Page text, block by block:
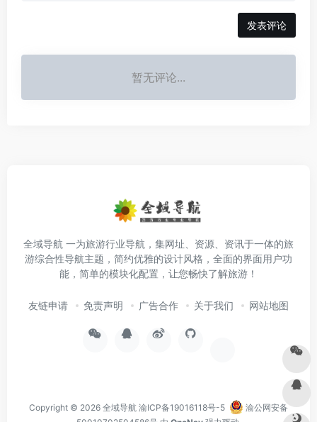
发表评论
暂无评论...
全域导航 一为旅游行业导航，集网址、资源、资讯于一体的旅
游综合性导航主题，简约优雅的设计风格，全面的界面用户功
能，简单的模块化配置，让您畅快了解旅游！
友链申请 免责声明 广告合作 关于我们 网站地图
Copyright © 2026 全域导航 渝ICP备19016118号-5
渝公网安备